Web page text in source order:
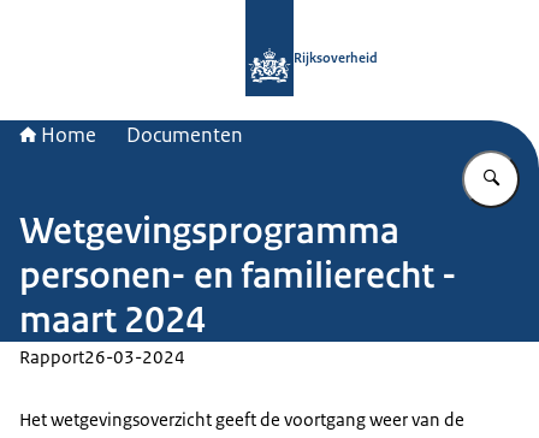
Rijksoverheid
Home Documenten
Wetgevingsprogramma
personen- en familierecht -
maart 2024
Rapport26-03-2024
Het wetgevingsoverzicht geeft de voortgang weer van de